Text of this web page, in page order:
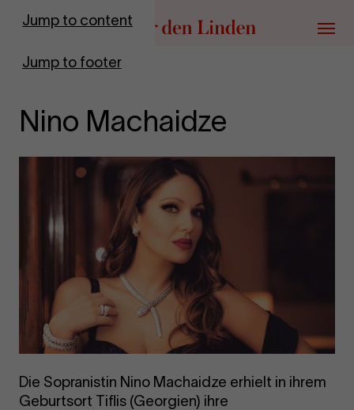
Jump to content
Jump to footer
Go to homepage
Menu
Nino Machaidze
Die Sopranistin Nino Machaidze erhielt in ihrem
Geburtsort Tiflis (Georgien) ihre